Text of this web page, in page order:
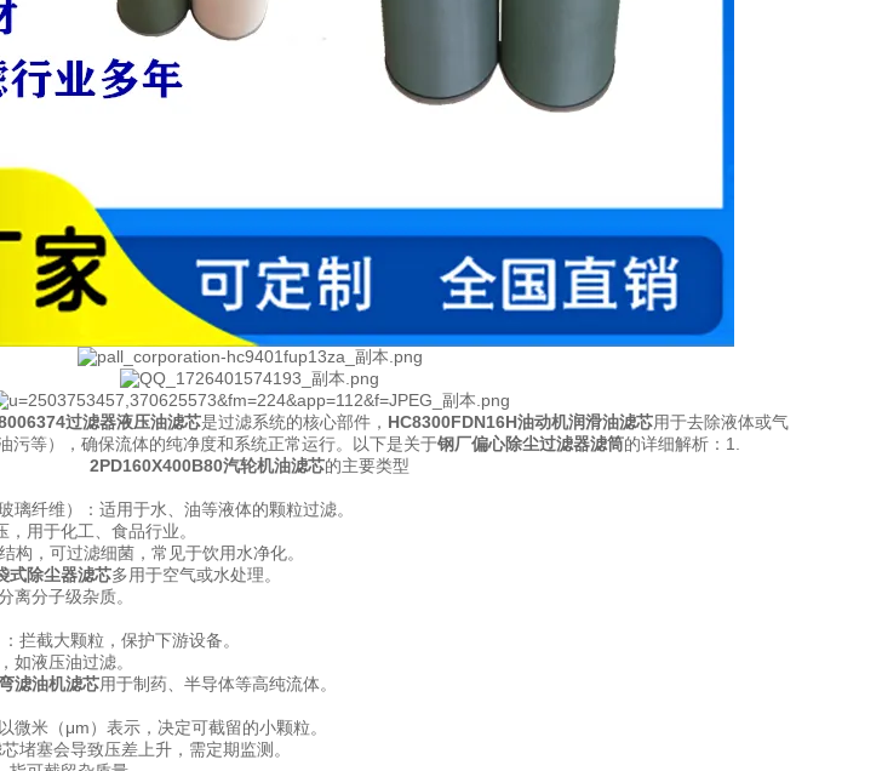
过滤器液压油滤芯是过滤系统的核心部件， HC8300FDN16H油动机润滑油滤芯用于去除液体或气
污等），确保流体的纯净度和系统正常运行。以下是关于钢厂偏心除尘过滤器滤筒的详细解析：1.
2PD160X400B80汽轮机油滤芯的主要类型
璃纤维）：适用于水、油等液体的颗粒过滤。
用于化工、食品行业。
构，可过滤细菌，常见于饮用水净化。
式除尘器滤芯多用于空气或水处理。
离分子级杂质。
拦截大颗粒，保护下游设备。
如液压油过滤。
滤油机滤芯用于制药、半导体等高纯流体。
以微米（μm）表示，决定可截留的小颗粒。
堵塞会导致压差上升，需定期监测。